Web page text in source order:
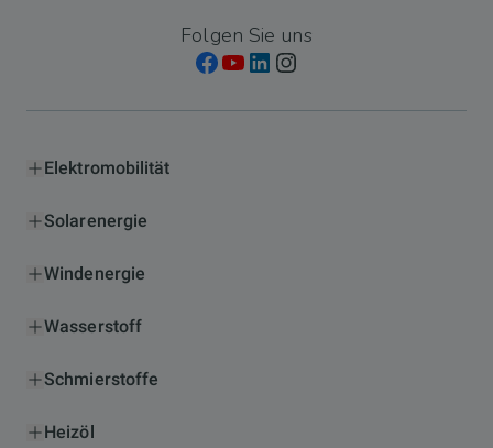
Folgen Sie uns
Elektromobilität
Solarenergie
Windenergie
Wasserstoff
Schmierstoffe
Heizöl